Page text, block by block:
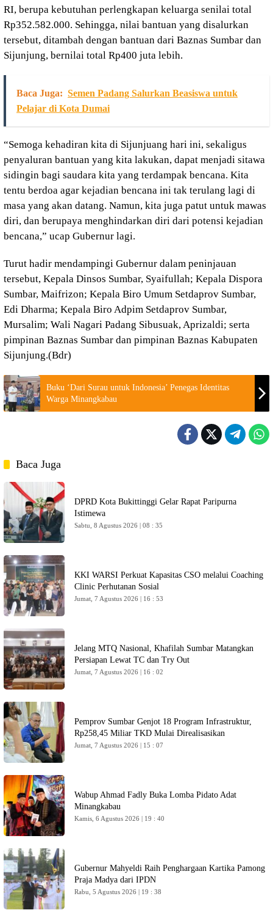
RI, berupa kebutuhan perlengkapan keluarga senilai total
Rp352.582.000. Sehingga, nilai bantuan yang disalurkan
tersebut, ditambah dengan bantuan dari Baznas Sumbar dan
Sijunjung, bernilai total Rp400 juta lebih.
Baca Juga: Semen Padang Salurkan Beasiswa untuk
Pelajar di Kota Dumai
“Semoga kehadiran kita di Sijunjuang hari ini, sekaligus
penyaluran bantuan yang kita lakukan, dapat menjadi sitawa
sidingin bagi saudara kita yang terdampak bencana. Kita
tentu berdoa agar kejadian bencana ini tak terulang lagi di
masa yang akan datang. Namun, kita juga patut untuk mawas
diri, dan berupaya menghindarkan diri dari potensi kejadian
bencana,” ucap Gubernur lagi.
Turut hadir mendampingi Gubernur dalam peninjauan
tersebut, Kepala Dinsos Sumbar, Syaifullah; Kepala Dispora
Sumbar, Maifrizon; Kepala Biro Umum Setdaprov Sumbar,
Edi Dharma; Kepala Biro Adpim Setdaprov Sumbar,
Mursalim; Wali Nagari Padang Sibusuak, Aprizaldi; serta
pimpinan Baznas Sumbar dan pimpinan Baznas Kabupaten
Sijunjung.(Bdr)
Buku ‘Dari Surau untuk Indonesia’ Penegas Identitas
Warga Minangkabau
Baca Juga
DPRD Kota Bukittinggi Gelar Rapat Paripurna
Istimewa
Sabtu, 8 Agustus 2026 | 08 : 35
KKI WARSI Perkuat Kapasitas CSO melalui Coaching
Clinic Perhutanan Sosial
Jumat, 7 Agustus 2026 | 16 : 53
Jelang MTQ Nasional, Khafilah Sumbar Matangkan
Persiapan Lewat TC dan Try Out
Jumat, 7 Agustus 2026 | 16 : 02
Pemprov Sumbar Genjot 18 Program Infrastruktur,
Rp258,45 Miliar TKD Mulai Direalisasikan
Jumat, 7 Agustus 2026 | 15 : 07
Wabup Ahmad Fadly Buka Lomba Pidato Adat
Minangkabau
Kamis, 6 Agustus 2026 | 19 : 40
Gubernur Mahyeldi Raih Penghargaan Kartika Pamong
Praja Madya dari IPDN
Rabu, 5 Agustus 2026 | 19 : 38